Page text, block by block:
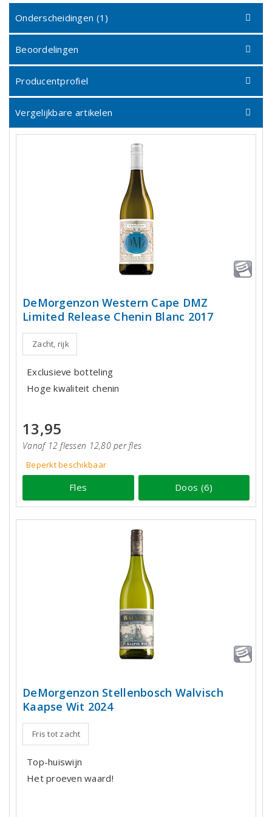
Onderscheidingen (1)
Beoordelingen
Producentprofiel
Vergelijkbare artikelen
DeMorgenzon Western Cape DMZ
Limited Release Chenin Blanc 2017
Zacht, rijk
Exclusieve botteling
Hoge kwaliteit chenin
13,95
Vanaf 12 flessen 12,80 per fles
Beperkt beschikbaar
Fles Doos (6)
DeMorgenzon Stellenbosch Walvisch
Kaapse Wit 2024
Fris tot zacht
Top-huiswijn
Het proeven waard!